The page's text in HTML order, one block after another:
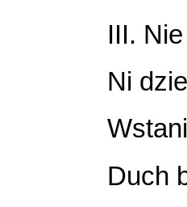
III.
Ni
Duch